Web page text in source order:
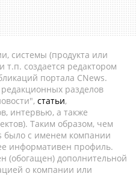
системы (продукта или
т.п. создается редактором
портала CNews.
разделов
статьи,
интервью, а также
Таким образом, чем
было с именем компании
информативен профиль.
(обогащен) дополнительной
о компании или